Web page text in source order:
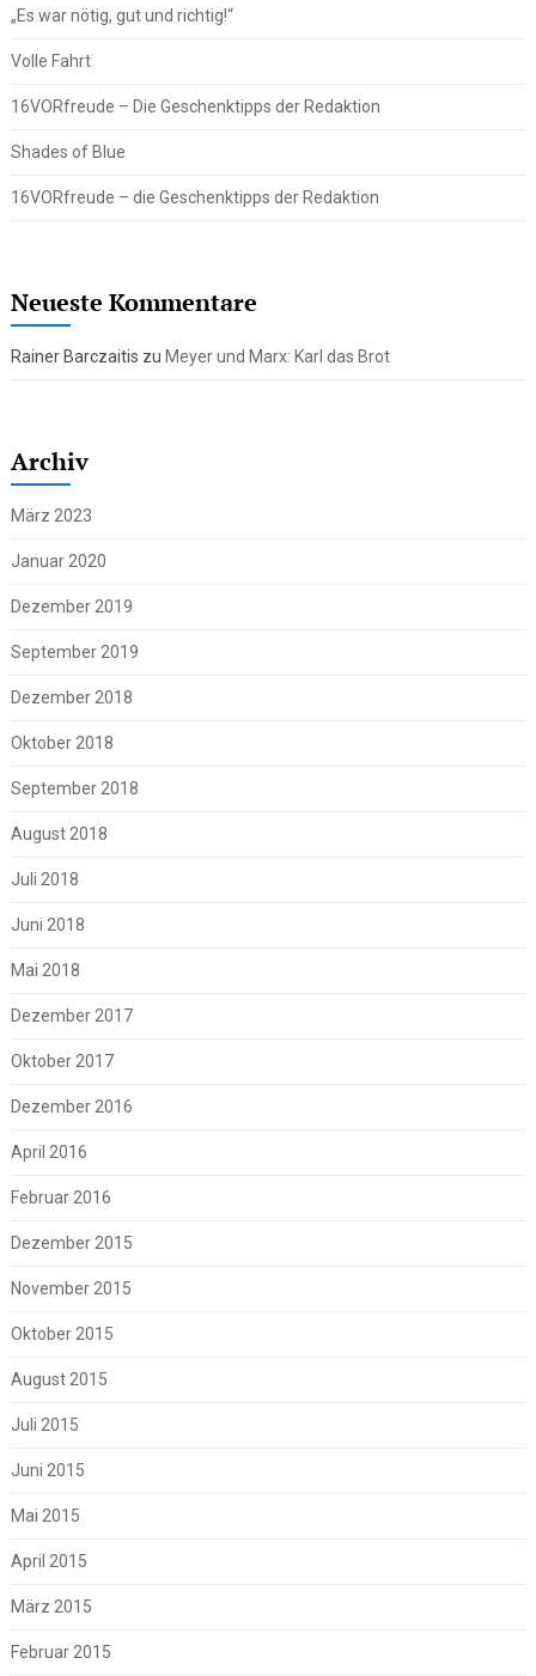
„Es war nötig, gut und richtig!“
Volle Fahrt
16VORfreude – Die Geschenktipps der Redaktion
Shades of Blue
16VORfreude – die Geschenktipps der Redaktion
Neueste Kommentare
Rainer Barczaitis zu Meyer und Marx: Karl das Brot
Archiv
März 2023
Januar 2020
Dezember 2019
September 2019
Dezember 2018
Oktober 2018
September 2018
August 2018
Juli 2018
Juni 2018
Mai 2018
Dezember 2017
Oktober 2017
Dezember 2016
April 2016
Februar 2016
Dezember 2015
November 2015
Oktober 2015
August 2015
Juli 2015
Juni 2015
Mai 2015
April 2015
März 2015
Februar 2015